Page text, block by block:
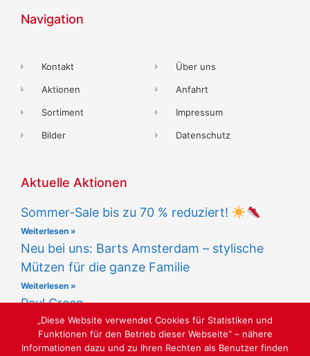
Navigation
Kontakt
Aktionen
Sortiment
Bilder
Über uns
Anfahrt
Impressum
Datenschutz
Aktuelle Aktionen
Sommer-Sale bis zu 70 % reduziert!
Weiterlesen »
Neu bei uns: Barts Amsterdam – stylische
Mützen für die ganze Familie
Weiterlesen »
Paul Green
Weiterlesen »
„Diese Website verwendet Cookies für Statistiken und
Funktionen für den Betrieb dieser Webseite“ – nähere
Informationen dazu und zu Ihren Rechten als Benutzer finden